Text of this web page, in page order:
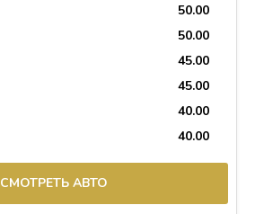
50.00
50.00
45.00
45.00
40.00
40.00
СМОТРЕТЬ АВТО